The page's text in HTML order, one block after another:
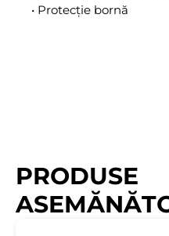
• Protecție bornă
PRODUSE